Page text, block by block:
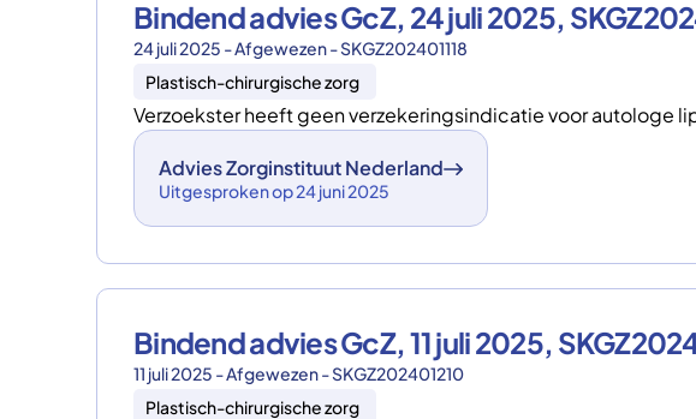
Bindend advies GcZ, 24 juli 2025,
24 juli 2025 - Afgewezen - SKGZ202401118
Plastisch-chirurgische zorg
Verzoekster heeft geen verzekeringsindicatie voor autologe
Advies Zorginstituut Nederland
Uitgesproken op 24 juni 2025
Bindend advies GcZ, 11 juli 2025,
11 juli 2025 - Afgewezen - SKGZ202401210
Plastisch-chirurgische zorg